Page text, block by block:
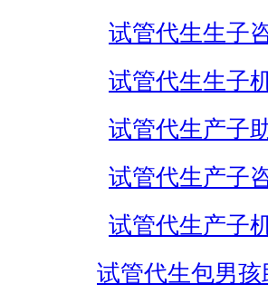
试管代生生子
试管代生生子
试管代生产子
试管代生产子
试管代生产子
试管代生包男孩